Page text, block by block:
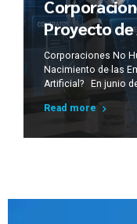
Proyecto
Cambiar el
Mundial
Corporaciones No
Nacimiento de las
Artificial? En junio
Argentina, anunció
nueva categoría
Humana” (Non-
figuras como la
Read more